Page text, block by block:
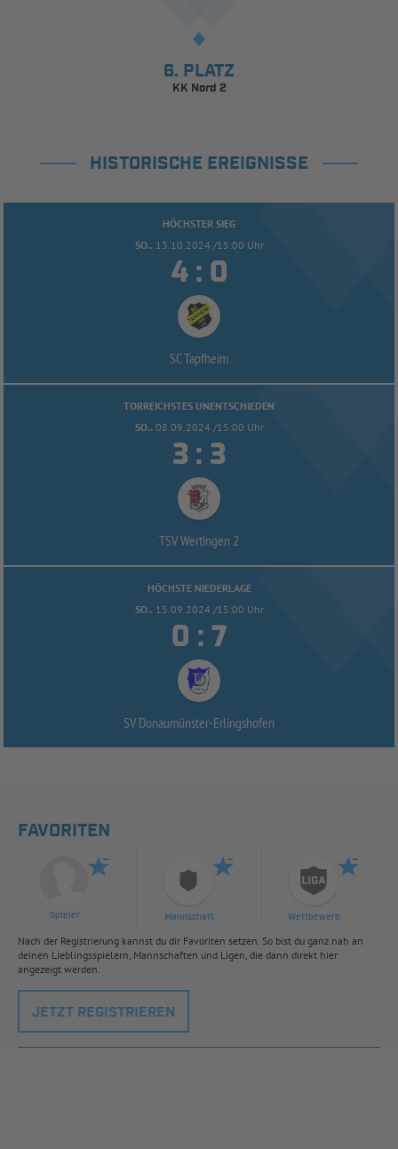
6. PLATZ
KK Nord 2
HISTORISCHE EREIGNISSE
HÖCHSTER SIEG
SO.. 13.10.2024 /15:00 Uhr
 : 
SC Tapfheim
TORREICHSTES UNENTSCHIEDEN
SO.. 08.09.2024 /15:00 Uhr
 : 
TSV Wertingen 2
HÖCHSTE NIEDERLAGE
SO.. 15.09.2024 /15:00 Uhr
 : 
SV Donaumünster-Erlingshofen
FAVORITEN
Spieler Mannschaft Wettbewerb
Nach der Registrierung kannst du dir Favoriten setzen. So bist du ganz nah an
deinen Lieblingsspielern, Mannschaften und Ligen, die dann direkt hier
angezeigt werden.
JETZT REGISTRIEREN